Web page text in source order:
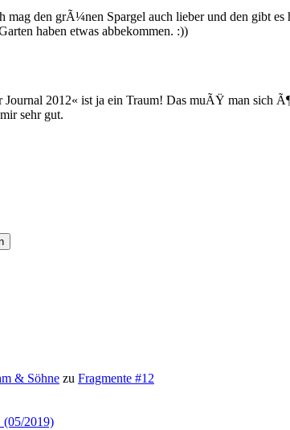
den grÃ¼nen Spargel auch lieber und den gibt
haben etwas abbekommen. :))
2012« ist ja ein Traum! Das muÃŸ man sich
sehr gut.
& Söhne zu Fragmente #12
(05/2019)